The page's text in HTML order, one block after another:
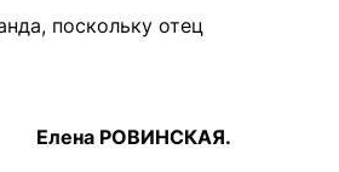
поскольку отец
Елена РОВИНСКАЯ.